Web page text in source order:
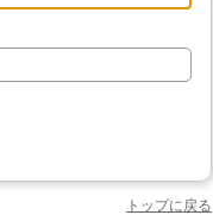
トップに戻る